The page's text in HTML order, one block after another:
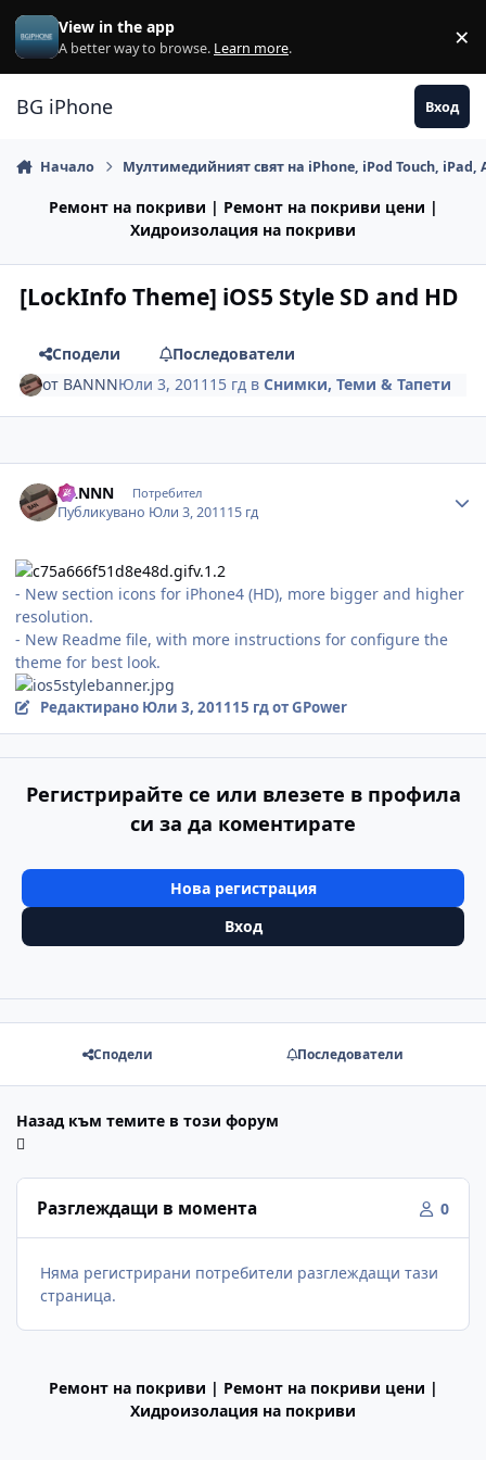
Премини към съдържанието
View in the app
A better way to browse. Learn more. ×
BG iPhone Вход
Начало Мултимедийният свят на iPhone, iPod Touch, iPad,
Ремонт на покриви | Ремонт на покриви цени |
Хидроизолация на покриви
[LockInfo Theme] iOS5 Style SD and HD
Сподели
Последователи
от BANNNЮли 3, 2011 15 гд вСнимки, Теми & Тапети
BANNN Потребител
Публикувано Юли 3, 201115 гд
v.1.2
- New section icons for iPhone4 (HD), more bigger and higher
resolution.
- New Readme file, with more instructions for configure the
theme for best look.
Редактирано Юли 3, 201115 гдот GPower
Регистрирайте се или влезете в профила
си за да коментирате
Нова регистрация
Вход
Сподели Последователи
Назад към темите в този форум
Разглеждащи в момента 0
Няма регистрирани потребители разглеждащи тази
страница.
Ремонт на покриви | Ремонт на покриви цени |
Хидроизолация на покриви